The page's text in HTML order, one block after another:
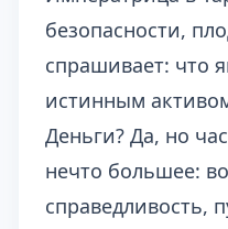
безопасности,
спрашивает: что
истинным
Деньги? Да, но
нечто большее:
справедливость,